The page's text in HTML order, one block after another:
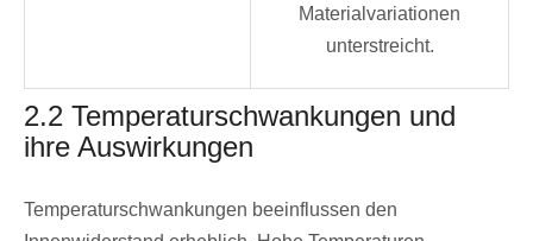
Materialvariationen
unterstreicht.
2.2 Temperaturschwankungen und
ihre Auswirkungen
Temperaturschwankungen beeinflussen den